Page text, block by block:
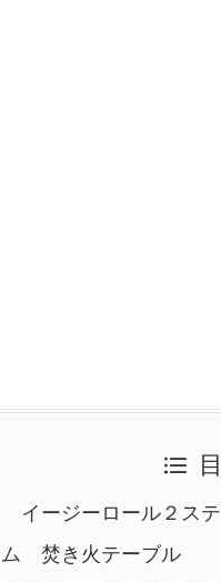
イージーロール２ス
ム 焚き火テーブル